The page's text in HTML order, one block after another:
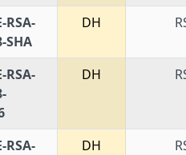
RSA-
SHA
DH
RSA-
DH
RSA-
DH